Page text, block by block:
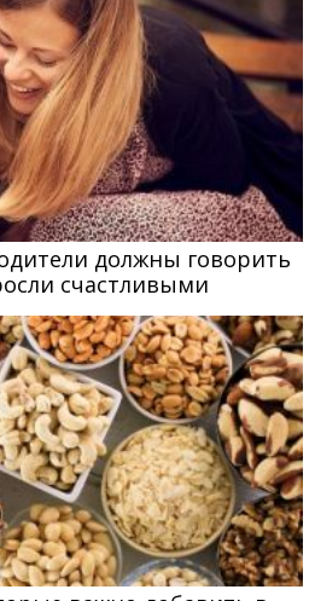
должны говорить
счастливыми